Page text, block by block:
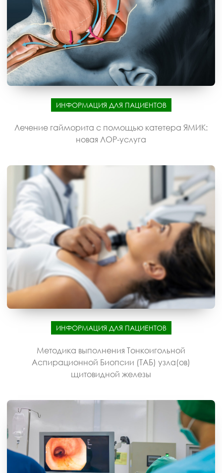
ИНФОРМАЦИЯ ДЛЯ ПАЦИЕНТОВ
Лечение гайморита с помощью катетера ЯМИК:
новая ЛОР-услуга
ИНФОРМАЦИЯ ДЛЯ ПАЦИЕНТОВ
Методика выполнения Тонкоигольной
Аспирационной Биопсии (ТАБ) узла(ов)
щитовидной железы